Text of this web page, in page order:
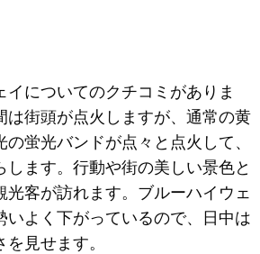
についてのクチコミがありま
街頭が点火しますが、通常の黄
蛍光バンドが点々と点火して、
ます。行動や街の美しい景色と
客が訪れます。ブルーハイウェ
よく下がっているので、日中は
見せます。